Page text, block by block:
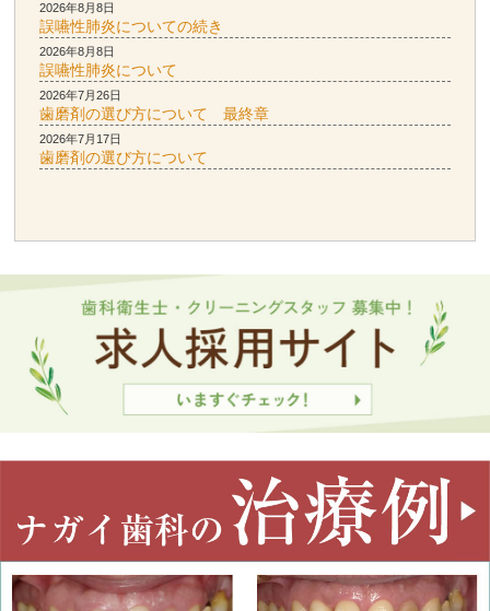
2026年8月8日
誤嚥性肺炎についての続き
2026年8月8日
誤嚥性肺炎について
2026年7月26日
歯磨剤の選び方について 最終章
2026年7月17日
歯磨剤の選び方について